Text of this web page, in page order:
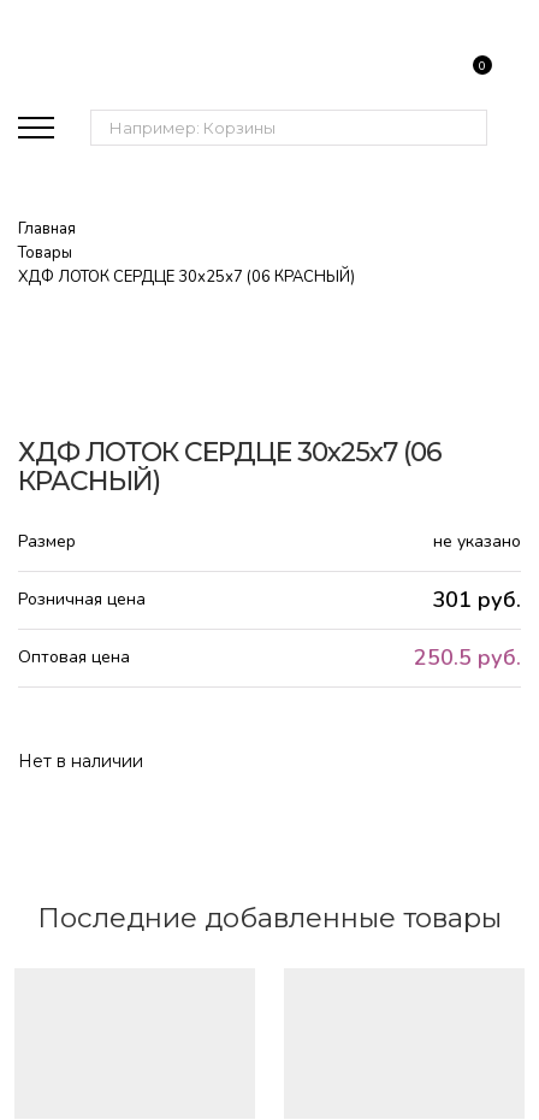
Поиск:
0
Главная
Товары
ХДФ ЛОТОК СЕРДЦЕ 30х25х7 (06 КРАСНЫЙ)
ХДФ ЛОТОК СЕРДЦЕ 30х25х7 (06
КРАСНЫЙ)
Размер не указано
Розничная цена 301 руб.
Оптовая цена 250.5 руб.
Нет в наличии
Последние добавленные товары